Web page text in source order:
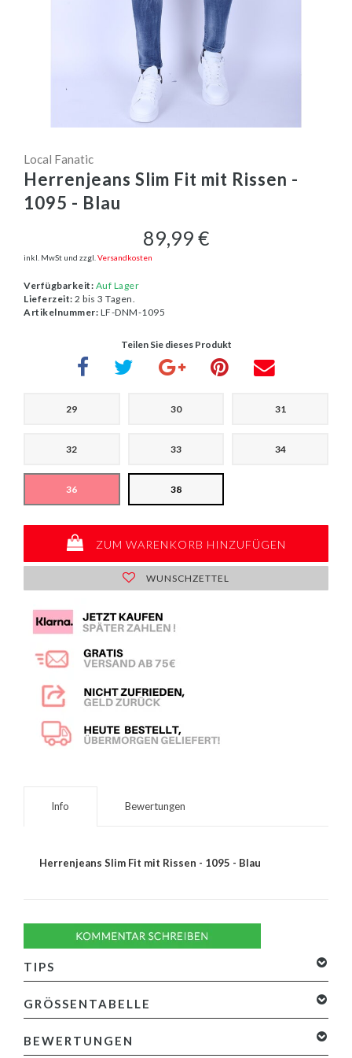
Local Fanatic
Herrenjeans Slim Fit mit Rissen -
1095 - Blau
89,99 €
inkl. MwSt und zzgl. Versandkosten
Verfügbarkeit: Auf Lager
Lieferzeit: 2 bis 3 Tagen.
Artikelnummer: LF-DNM-1095
Teilen Sie dieses Produkt
29 30 31
32 33 34
36 38
ZUM WARENKORB HINZUFÜGEN
WUNSCHZETTEL
Info Bewertungen
Herrenjeans Slim Fit mit Rissen - 1095 - Blau
TIPS
GRÖSSENTABELLE
BEWERTUNGEN